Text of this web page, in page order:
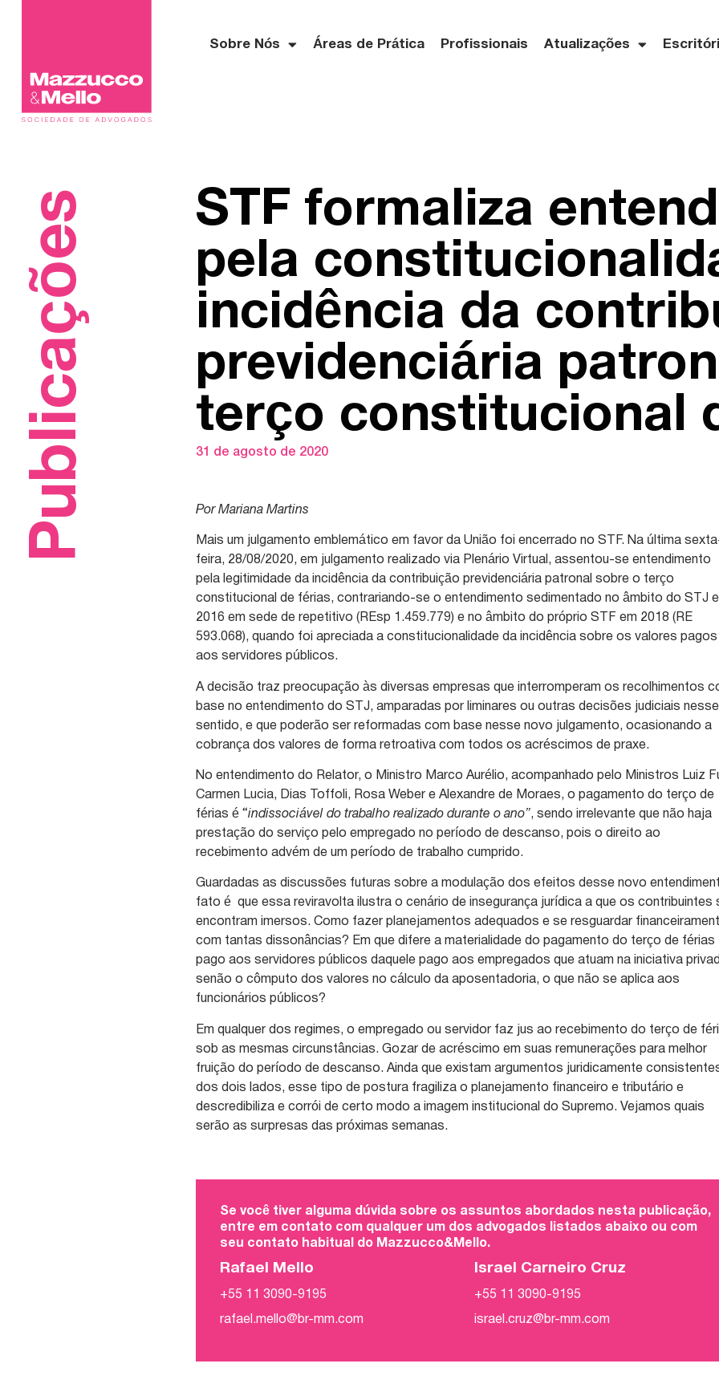
Sobre Nós Áreas de Prática Profissionais Atualizações
Publicações
STF formaliza
pela
incidência da
previdenciária
terço constitucional
31 de agosto de 2020
Por Mariana Martins
Mais um julgamento emblemático em favor da União foi encerrado no STF. Na última
feira, 28/08/2020, em julgamento realizado via Plenário Virtual, assentou-se entendimento
pela legitimidade da incidência da contribuição previdenciária patronal sobre o terço
constitucional de férias, contrariando-se o entendimento sedimentado no âmbito do STJ
2016 em sede de repetitivo (REsp 1.459.779) e no âmbito do próprio STF em 2018 (RE
593.068), quando foi apreciada a constitucionalidade da incidência sobre os valores pagos
aos servidores públicos.
A decisão traz preocupação às diversas empresas que interromperam os recolhimentos
base no entendimento do STJ, amparadas por liminares ou outras decisões judiciais nesse
sentido, e que poderão ser reformadas com base nesse novo julgamento, ocasionando a
cobrança dos valores de forma retroativa com todos os acréscimos de praxe.
No entendimento do Relator, o Ministro Marco Aurélio, acompanhado pelo Ministros Luiz
Carmen Lucia, Dias Toffoli, Rosa Weber e Alexandre de Moraes, o pagamento do terço de
férias é “indissociável do trabalho realizado durante o ano”, sendo irrelevante que não haja
prestação do serviço pelo empregado no período de descanso, pois o direito ao
recebimento advém de um período de trabalho cumprido.
Guardadas as discussões futuras sobre a modulação dos efeitos desse novo
fato é que essa reviravolta ilustra o cenário de insegurança jurídica a que os contribuintes
encontram imersos. Como fazer planejamentos adequados e se resguardar
com tantas dissonâncias? Em que difere a materialidade do pagamento do terço de férias
pago aos servidores públicos daquele pago aos empregados que atuam na iniciativa
senão o cômputo dos valores no cálculo da aposentadoria, o que não se aplica aos
funcionários públicos?
Em qualquer dos regimes, o empregado ou servidor faz jus ao recebimento do terço de
sob as mesmas circunstâncias. Gozar de acréscimo em suas remunerações para melhor
fruição do período de descanso. Ainda que existam argumentos juridicamente
dos dois lados, esse tipo de postura fragiliza o planejamento financeiro e tributário e
descredibiliza e corrói de certo modo a imagem institucional do Supremo. Vejamos quais
serão as surpresas das próximas semanas.
Se você tiver alguma dúvida sobre os assuntos abordados nesta publicação,
entre em contato com qualquer um dos advogados listados abaixo ou com
seu contato habitual do Mazzucco&Mello.
Rafael Mello
+55 11 3090-9195
rafael.mello@br-mm.com
Israel Carneiro Cruz
+55 11 3090-9195
israel.cruz@br-mm.com